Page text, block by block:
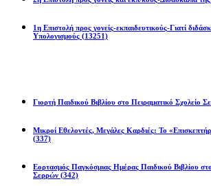
1η Επιστολή προς γονείς-εκπαιδευτικούς-Γιατί
Υπολογισμούς (13251)
Γιορτή Παιδικού Βιβλίου στο Πειραματικό Σχολείο
Μικροί Εθελοντές, Μεγάλες Καρδιές: Το
(337)
Εορτασμός Παγκόσμιας Ημέρας Παιδικού Βιβλίου
Σερρών (342)